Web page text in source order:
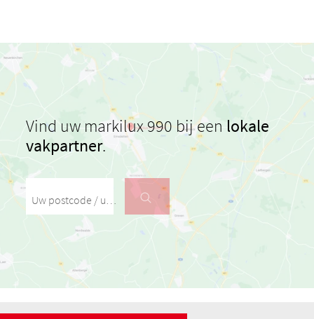
Vind uw markilux 990 bij een lokale
vakpartner.